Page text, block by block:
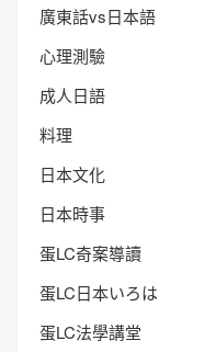
廣東話vs日本語
心理測驗
成人日語
料理
日本文化
日本時事
蛋LC奇案導讀
蛋LC日本いろは
蛋LC法學講堂